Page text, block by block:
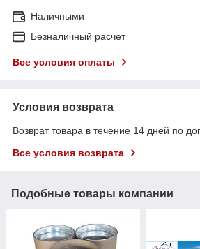
Наличными
Безналичный расчет
Все условия оплаты
Условия возврата
Возврат товара в течение 14 дней по
Все условия возврата
Подобные товары компании